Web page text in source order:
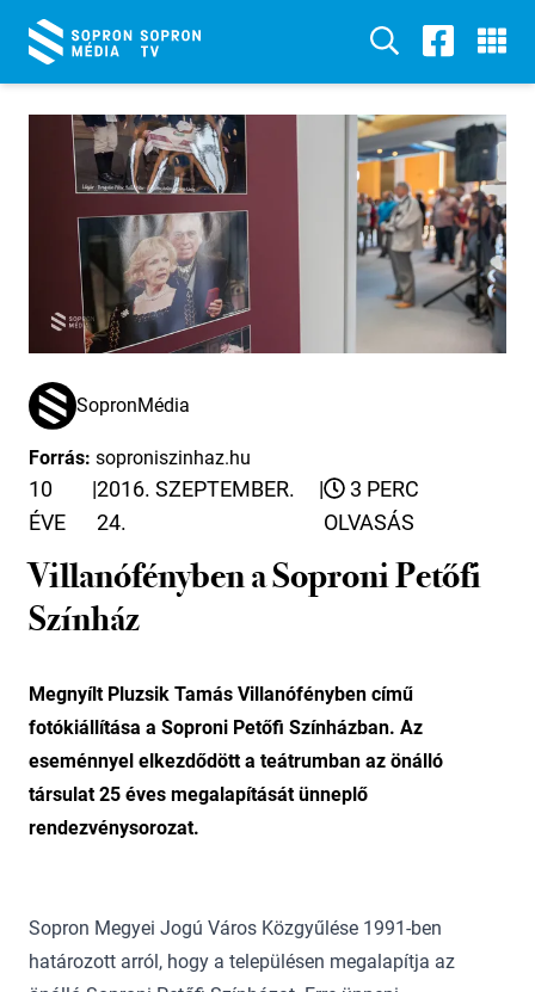
SopronMédia
Forrás: soproniszinhaz.hu
10
ÉVE
|2016. SZEPTEMBER.
24.
|
3 PERC
OLVASÁS
Villanófényben a Soproni Petőfi
Színház
Megnyílt Pluzsik Tamás Villanófényben című
fotókiállítása a Soproni Petőfi Színházban. Az
eseménnyel elkezdődött a teátrumban az önálló
társulat 25 éves megalapítását ünneplő
rendezvénysorozat.
Sopron Megyei Jogú Város Közgyűlése 1991-ben
határozott arról, hogy a településen megalapítja az